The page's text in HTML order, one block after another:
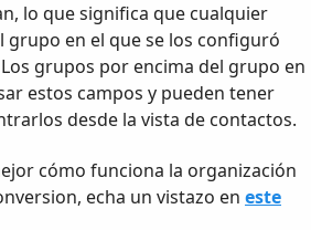
lo que significa que cualquier
grupo en el que se los configuró
grupos por encima del grupo en
estos campos y pueden tener
desde la vista de contactos.
cómo funciona la organización
echa un vistazo en este